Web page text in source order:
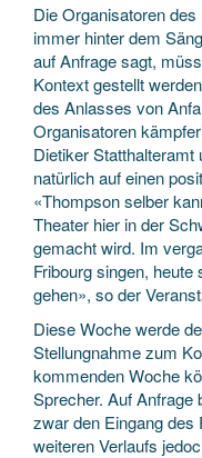
Die Organisatoren
immer hinter dem
auf Anfrage sagt,
Kontext gestellt
des Anlasses von
Organisatoren
Dietiker
natürlich auf einen
«Thompson selber
Theater hier in der
gemacht wird. Im
Fribourg singen,
gehen», so der
Diese Woche werde
Stellungnahme zum
kommenden Woche
Sprecher. Auf Anfrage
zwar den Eingang
weiteren Verlaufs